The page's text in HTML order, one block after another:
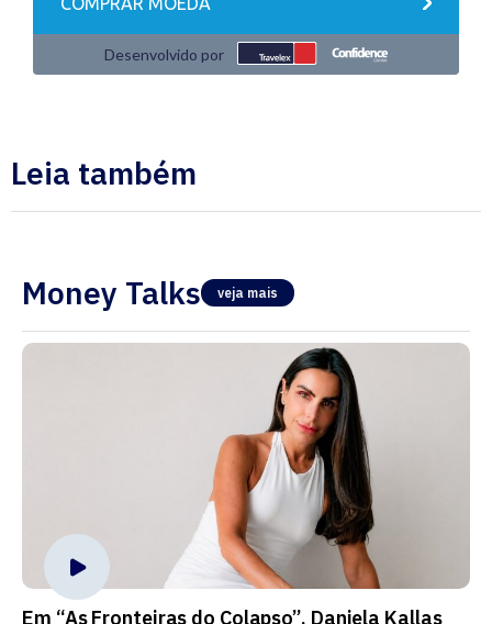
Leia também
Money Talks veja mais
Em “As Fronteiras do Colapso”, Daniela Kallas